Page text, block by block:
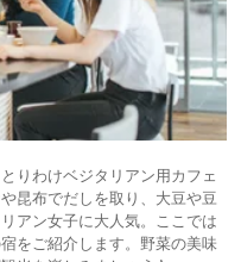
りわけベジタリアン用カフェ
昆布でだしを取り、大豆や豆
アン女子に大人気。ここでは
をご紹介します。野菜の美味